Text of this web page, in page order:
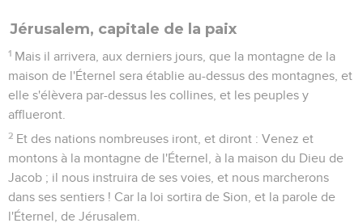
Jérusalem, capitale de la paix
1 Mais il arrivera, aux derniers jours, que la montagne de la
maison de l'Éternel sera établie au-dessus des montagnes, et
elle s'élèvera par-dessus les collines, et les peuples y
afflueront.
2 Et des nations nombreuses iront, et diront : Venez et
montons à la montagne de l'Éternel, à la maison du Dieu de
Jacob ; il nous instruira de ses voies, et nous marcherons
dans ses sentiers ! Car la loi sortira de Sion, et la parole de
l'Éternel, de Jérusalem.